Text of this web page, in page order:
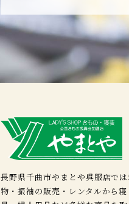
長野県千曲市やまとや呉服店では
物・振袖の販売・レンタルから寝